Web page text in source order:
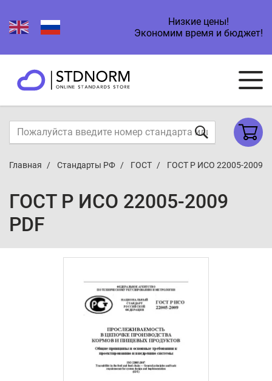
Низкие цены!
Экономим время и бюджет!
Главная Стандарты РФ ГОСТ ГОСТ Р ИСО 22005-2009
ГОСТ Р ИСО 22005-2009
PDF